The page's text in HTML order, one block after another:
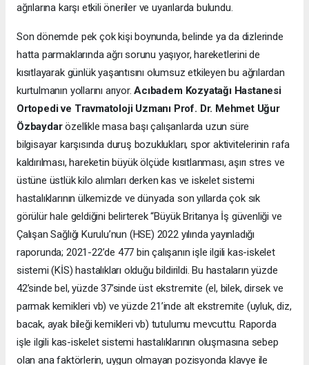
ağrılarına karşı etkili öneriler ve uyarılarda bulundu.
Son dönemde pek çok kişi boynunda, belinde ya da dizlerinde
hatta parmaklarında ağrı sorunu yaşıyor, hareketlerini de
kısıtlayarak günlük yaşantısını olumsuz etkileyen bu ağrılardan
kurtulmanın yollarını arıyor.Acıbadem Kozyatağı Hastanesi
Ortopedi ve Travmatoloji Uzmanı Prof. Dr. Mehmet Uğur
Özbaydarözellikle masa başı çalışanlarda uzun süre
bilgisayar karşısında duruş bozuklukları, spor aktivitelerinin rafa
kaldırılması, hareketin büyük ölçüde kısıtlanması, aşırı stres ve
üstüne üstlük kilo alımları derken kas ve iskelet sistemi
hastalıklarının ülkemizde ve dünyada son yıllarda çok sık
görülür hale geldiğini belirterek “Büyük Britanya İş güvenliği ve
Çalışan Sağlığı Kurulu’nun (HSE) 2022 yılında yayınladığı
raporunda; 2021-22’de 477 bin çalışanın işle ilgili kas-iskelet
sistemi (KİS) hastalıkları olduğu bildirildi. Bu hastaların yüzde
42’sinde bel, yüzde 37’sinde üst ekstremite (el, bilek, dirsek ve
parmak kemikleri vb) ve yüzde 21’inde alt ekstremite (uyluk, diz,
bacak, ayak bileği kemikleri vb) tutulumu mevcuttu. Raporda
işle ilgili kas-iskelet sistemi hastalıklarının oluşmasına sebep
olan ana faktörlerin, uygun olmayan pozisyonda klavye ile